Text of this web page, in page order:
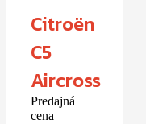
Citroën
C5
Aircross
Predajná
cena